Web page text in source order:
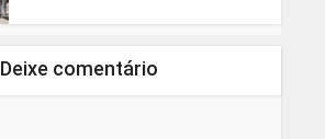
Deixe comentário